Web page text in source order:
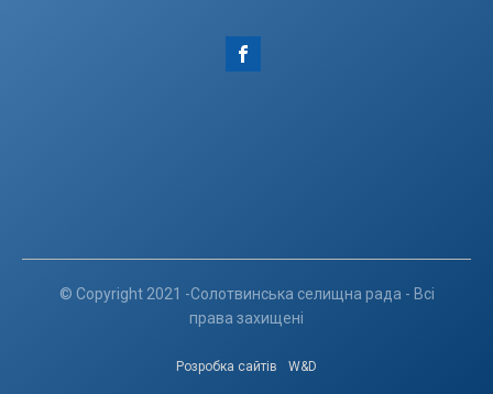
© Copyright 2021 -Солотвинська селищна рада - Всі
права захищені
Розробка сайтів W&D